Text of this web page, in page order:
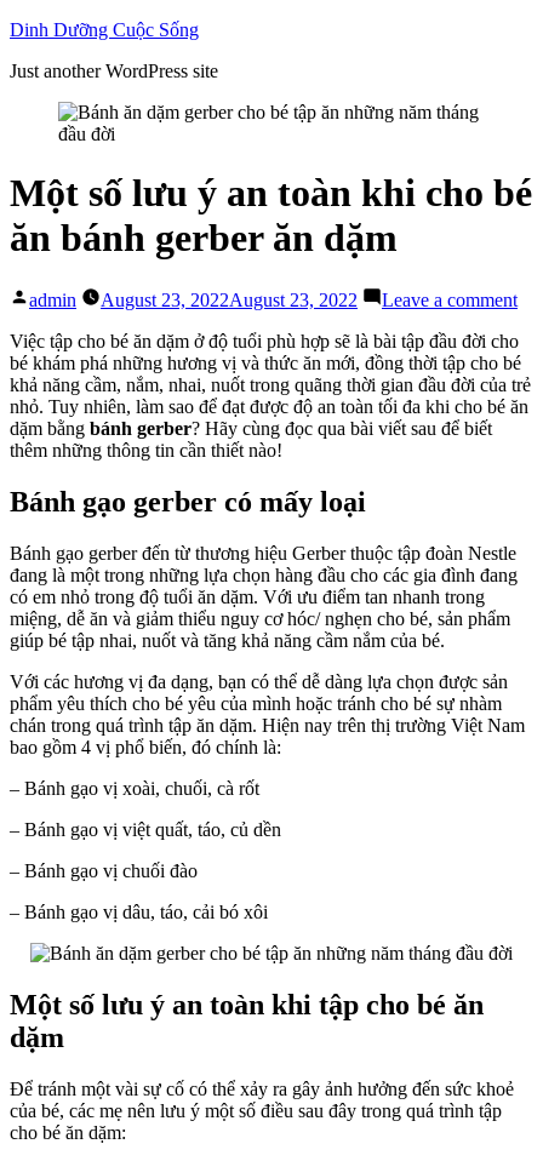
Skip
content
Dinh Dưỡng Cuộc Sống
Just another WordPress site
Một số lưu ý an toàn khi cho bé
ăn bánh gerber ăn dặm
Posted
admin August 23, 2022August 23, 2022 Leave a commenton
số
lưu
ý
an
ăn
Việc tập cho bé ăn dặm ở độ tuổi phù hợp sẽ là bài tập đầu đời cho
bé khám phá những hương vị và thức ăn mới, đồng thời tập cho bé
khả năng cầm, nắm, nhai, nuốt trong quãng thời gian đầu đời của trẻ
nhỏ. Tuy nhiên, làm sao để đạt được độ an toàn tối đa khi cho bé ăn
dặm bằng bánh gerber? Hãy cùng đọc qua bài viết sau để biết
thêm những thông tin cần thiết nào!
Bánh gạo gerber có mấy loại
Bánh gạo gerber đến từ thương hiệu Gerber thuộc tập đoàn Nestle
đang là một trong những lựa chọn hàng đầu cho các gia đình đang
có em nhỏ trong độ tuổi ăn dặm. Với ưu điểm tan nhanh trong
miệng, dễ ăn và giảm thiểu nguy cơ hóc/ nghẹn cho bé, sản phẩm
giúp bé tập nhai, nuốt và tăng khả năng cầm nắm của bé.
Với các hương vị đa dạng, bạn có thể dễ dàng lựa chọn được sản
phẩm yêu thích cho bé yêu của mình hoặc tránh cho bé sự nhàm
chán trong quá trình tập ăn dặm. Hiện nay trên thị trường Việt Nam
bao gồm 4 vị phổ biến, đó chính là:
– Bánh gạo vị xoài, chuối, cà rốt
– Bánh gạo vị việt quất, táo, củ dền
– Bánh gạo vị chuối đào
– Bánh gạo vị dâu, táo, cải bó xôi
Một số lưu ý an toàn khi tập cho bé ăn
dặm
Để tránh một vài sự cố có thể xảy ra gây ảnh hưởng đến sức khoẻ
của bé, các mẹ nên lưu ý một số điều sau đây trong quá trình tập
cho bé ăn dặm: